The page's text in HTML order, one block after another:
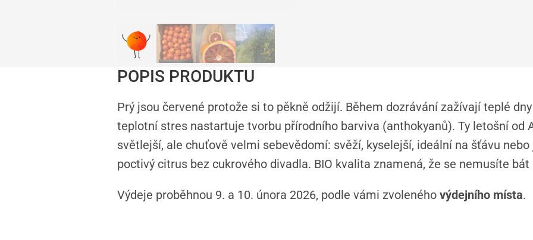
POPIS PRODUKTU
Prý jsou červené protože si to pěkně odžijí. Během dozrávání zažívají teplé
teplotní stres nastartuje tvorbu přírodního barviva (anthokyanů). Ty letošní od
světlejší, ale chuťově velmi sebevědomí: svěží, kyselejší, ideální na šťávu
poctivý citrus bez cukrového divadla. BIO kvalita znamená, že se nemusíte
Výdeje proběhnou 9. a 10. února 2026, podle vámi zvoleného výdejního místa.